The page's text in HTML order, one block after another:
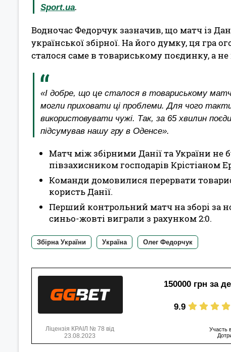
Sport.ua.
Водночас Федорчук зазначив, що матч із
української збірної. На його думку, ця гра
сталося саме в товариському поєдинку, а
«І добре, що це сталося в товариському
могли приховати ці проблеми. Для чого
використовувати чужі. Так, за 65 хвилин
підсумував нашу гру в Оденсе».
Матч між збірними Данії та України не
півзахисником господарів Крістіаном
Команди домовилися перервати
користь Данії.
Перший контрольний матч на зборі за
синьо-жовті виграли з рахунком 2:0.
Збірна України Україна Олег Федорчук
150000 грн за
9.9
Ліцензія КРАІЛ № 78 від
23.08.2023
Участь